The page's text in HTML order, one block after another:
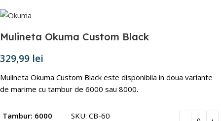
Mulineta Okuma Custom Black
329,99 lei
Mulineta Okuma Custom Black este disponibila in doua variante
de marime cu tambur de 6000 sau 8000.
Tambur: 6000 SKU: CB-60